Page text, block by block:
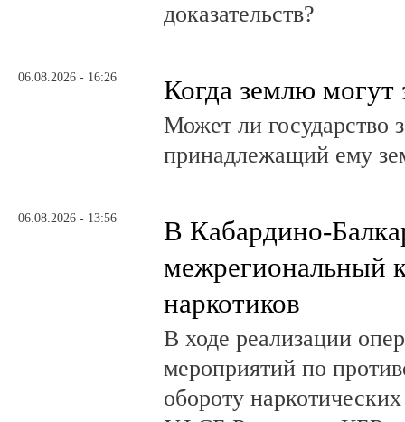
доказательств?
06.08.2026 - 16:26 Когда землю могут
Может ли государство
принадлежащий ему
06.08.2026 - 13:56
В Кабардино-
межрегиональный
наркотиков
В ходе реализации
мероприятий по
обороту